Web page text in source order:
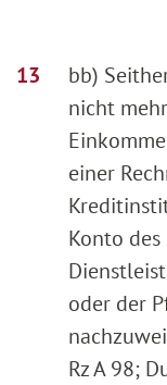
bb)
nicht
einer
Konto
oder der
Rz A 98;